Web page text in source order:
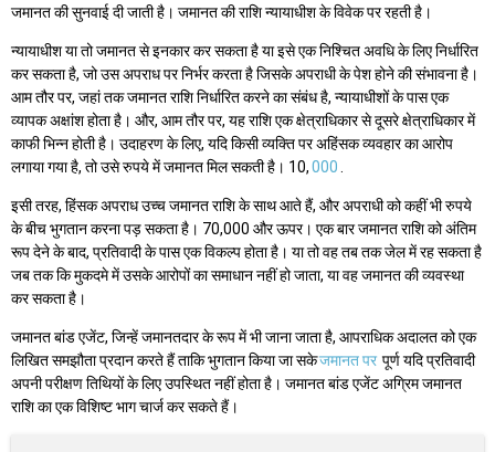
जमानत की सुनवाई दी जाती है। जमानत की राशि न्यायाधीश के विवेक पर रहती है।
न्यायाधीश या तो जमानत से इनकार कर सकता है या इसे एक निश्चित अवधि के लिए निर्धारित
कर सकता है, जो उस अपराध पर निर्भर करता है जिसके अपराधी के पेश होने की संभावना है।
आम तौर पर, जहां तक जमानत राशि निर्धारित करने का संबंध है, न्यायाधीशों के पास एक
व्यापक अक्षांश होता है। और, आम तौर पर, यह राशि एक क्षेत्राधिकार से दूसरे क्षेत्राधिकार में
काफी भिन्न होती है। उदाहरण के लिए, यदि किसी व्यक्ति पर अहिंसक व्यवहार का आरोप
लगाया गया है, तो उसे रुपये में जमानत मिल सकती है। 10,000
इसी तरह, हिंसक अपराध उच्च जमानत राशि के साथ आते हैं, और अपराधी को कहीं भी रुपये
के बीच भुगतान करना पड़ सकता है। 70,000 और ऊपर। एक बार जमानत राशि को अंतिम
रूप देने के बाद, प्रतिवादी के पास एक विकल्प होता है। या तो वह तब तक जेल में रह सकता है
जब तक कि मुकदमे में उसके आरोपों का समाधान नहीं हो जाता, या वह जमानत की व्यवस्था
कर सकता है।
जमानत बांड एजेंट, जिन्हें जमानतदार के रूप में भी जाना जाता है, आपराधिक अदालत को एक
लिखित समझौता प्रदान करते हैं ताकि भुगतान किया जा सकेजमानत पर पूर्ण यदि प्रतिवादी
अपनी परीक्षण तिथियों के लिए उपस्थित नहीं होता है। जमानत बांड एजेंट अग्रिम जमानत
राशि का एक विशिष्ट भाग चार्ज कर सकते हैं।